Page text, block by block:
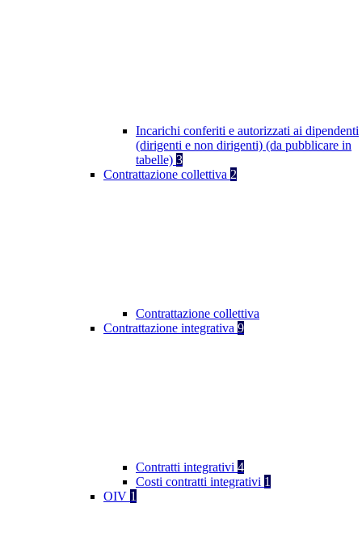
Incarichi conferiti e autorizzati ai dipendenti
(dirigenti e non dirigenti) (da pubblicare in
tabelle) 3
Contrattazione collettiva 2
Contrattazione collettiva
Contrattazione integrativa 9
Contratti integrativi 4
Costi contratti integrativi 1
OIV 1